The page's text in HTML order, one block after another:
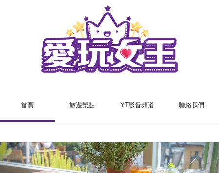
首頁 旅遊景點 YT影音頻道 聯絡我們
Previous